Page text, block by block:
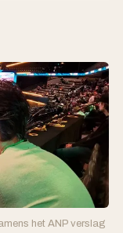
het ANP verslag